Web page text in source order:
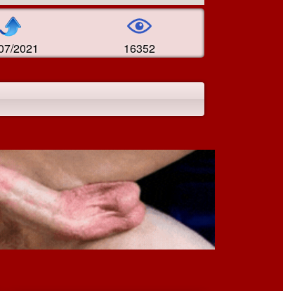
2021 16352